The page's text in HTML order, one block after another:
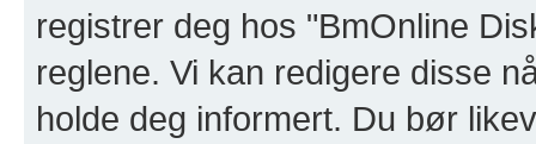
registrer deg hos "BmOnline
reglene. Vi kan redigere disse
holde deg informert. Du bør